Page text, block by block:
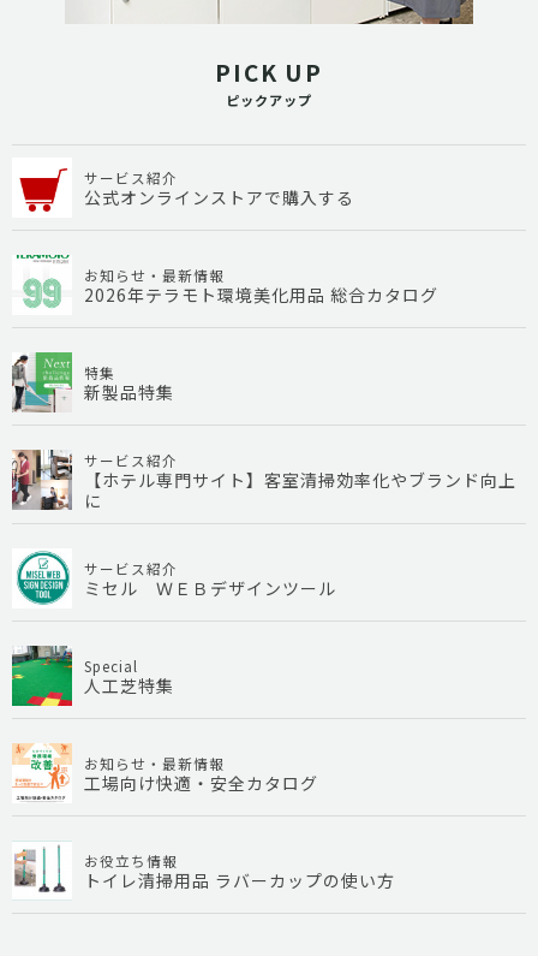
PICK UP
ピックアップ
サービス紹介
公式オンラインストアで購入する
お知らせ・最新情報
2026年テラモト環境美化用品 総合カタログ
特集
新製品特集
サービス紹介
【ホテル専門サイト】客室清掃効率化やブランド向上
に
サービス紹介
ミセル ＷＥＢデザインツール
Special
人工芝特集
お知らせ・最新情報
工場向け快適・安全カタログ
お役立ち情報
トイレ清掃用品 ラバーカップの使い方